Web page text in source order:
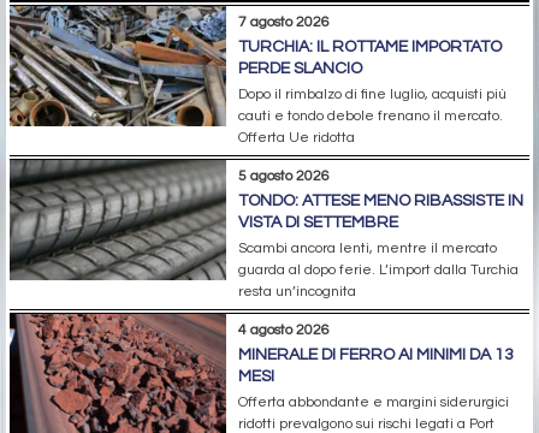
7 agosto 2026
TURCHIA: IL ROTTAME IMPORTATO
PERDE SLANCIO
Dopo il rimbalzo di fine luglio, acquisti più
cauti e tondo debole frenano il mercato.
Offerta Ue ridotta
5 agosto 2026
TONDO: ATTESE MENO RIBASSISTE IN
VISTA DI SETTEMBRE
Scambi ancora lenti, mentre il mercato
guarda al dopo ferie. L’import dalla Turchia
resta un’incognita
4 agosto 2026
MINERALE DI FERRO AI MINIMI DA 13
MESI
Offerta abbondante e margini siderurgici
ridotti prevalgono sui rischi legati a Port